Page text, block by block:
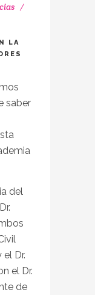
LA
saber
del
Dr.
el Dr.
de